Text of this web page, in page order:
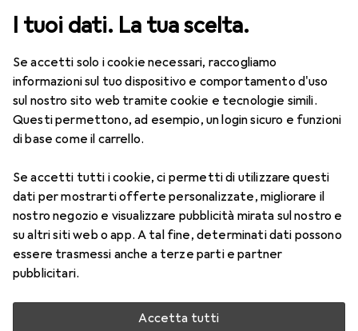
I tuoi dati. La tua scelta.
Se accetti solo i cookie necessari, raccogliamo
informazioni sul tuo dispositivo e comportamento d'uso
sul nostro sito web tramite cookie e tecnologie simili.
Questi permettono, ad esempio, un login sicuro e funzioni
di base come il carrello.
Se accetti tutti i cookie, ci permetti di utilizzare questi
dati per mostrarti offerte personalizzate, migliorare il
nostro negozio e visualizzare pubblicità mirata sul nostro e
su altri siti web o app. A tal fine, determinati dati possono
essere trasmessi anche a terze parti e partner
pubblicitari.
Accetta tutti
Fuori tutto Sport Ciclismo
Fuori tutto: Officina biciclette